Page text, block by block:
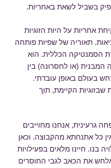
בשביל לשאת באחריות.
אחריות על היות הזוגיות
תאוריה של שפיות פותחה
הסמנטיקה הכללית. הוא
(או לחסרונהּ) בין
בעולם באופן עובדתי.
שבזוגיות הקיימת, תוך
גרעינית, אנחנו מחוייבים
ואין כל אתנחתא מהקבוצה. וכאן
בנו. חיינו מלאים בפעילויות
את הכאב לגבי החוסרים